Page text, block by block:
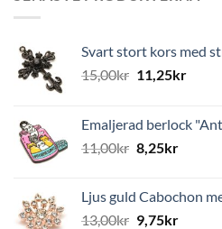
Svart stort kors med
15,00kr 11,25kr
Emaljerad berlock
11,00kr 8,25kr
Ljus guld Cabochon
13,00kr 9,75kr